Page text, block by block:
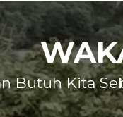
Butuh Kita